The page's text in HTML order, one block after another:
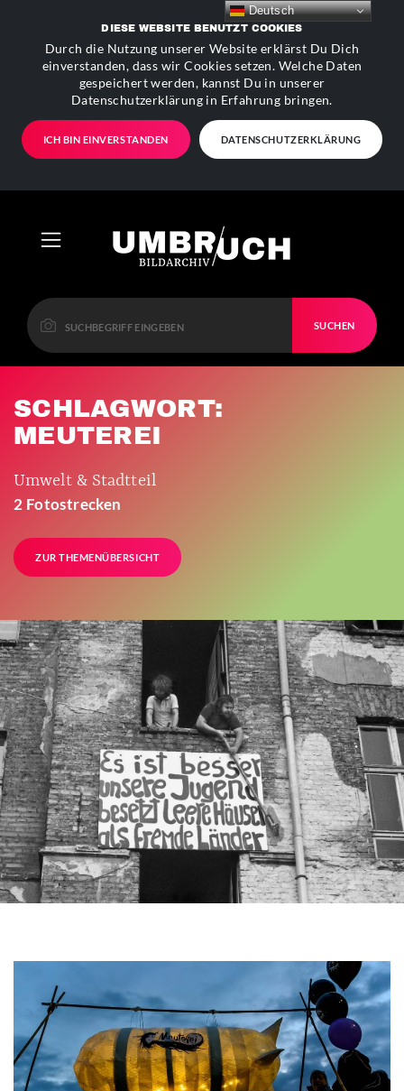
DIESE WEBSITE BENUTZT COOKIES
Durch die Nutzung unserer Website erklärst Du Dich
einverstanden, dass wir Cookies setzen. Welche Daten
gespeichert werden, kannst Du in unserer
Datenschutzerklärung in Erfahrung bringen.
ICH BIN EINVERSTANDEN DATENSCHUTZERKLÄRUNG
SUCHEN
SCHLAGWORT:
MEUTEREI
Umwelt & Stadtteil
2 Fotostrecken
ZUR THEMENÜBERSICHT
Deutsch